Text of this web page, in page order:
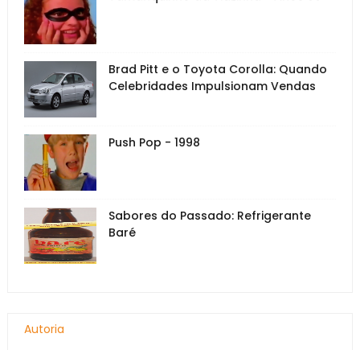
Brad Pitt e o Toyota Corolla: Quando
Celebridades Impulsionam Vendas
Push Pop - 1998
Sabores do Passado: Refrigerante
Baré
Autoria